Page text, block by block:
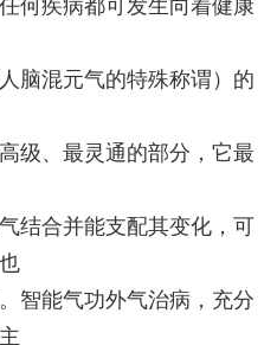
何疾病都可发生向着健康
脑混元气的特殊称谓）的
级、最灵通的部分，它最
结合并能支配其变化，可
智能气功外气治病，充分